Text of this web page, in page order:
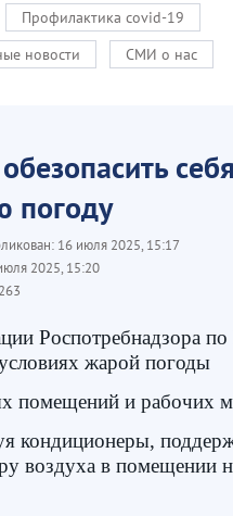
Профилактика covid-19
новости
СМИ о нас
погоду
16 июля 2025, 15:17
2025, 15:20
Роспотребнадзора
жарой погоды
помещений и рабочих
кондиционеры,
воздуха в помещении